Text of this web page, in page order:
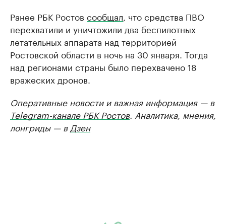
Ранее РБК Ростов сообщал , что средства ПВО
перехватили и уничтожили два беспилотных
летательных аппарата над территорией
Ростовской области в ночь на 30 января. Тогда
над регионами страны было перехвачено 18
вражеских дронов.
Оперативные новости и важная информация — в
Telegram-канале РБК Ростов. Аналитика, мнения,
лонгриды — в Дзен